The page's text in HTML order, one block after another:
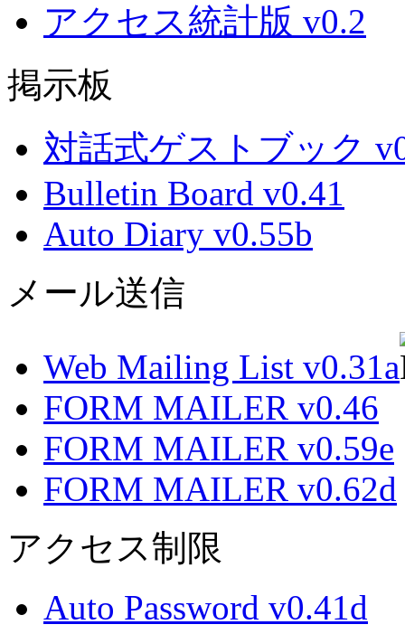
アクセス統計版 v0.2
掲示板
対話式ゲストブック
Bulletin Board v0.41
Auto Diary v0.55b
メール送信
Web Mailing List v0.31a
FORM MAILER v0.46
FORM MAILER v0.59e
FORM MAILER v0.62d
アクセス制限
Auto Password v0.41d